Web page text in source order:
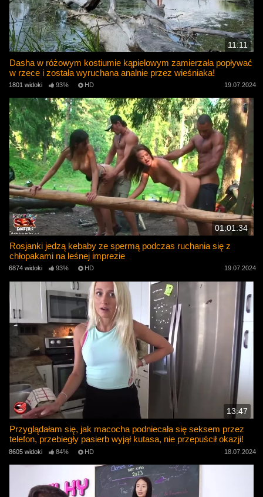
11:11
Dasha w różowym kostiumie kąpielowym zamierzała popływać
w rzece i została wyruchana analnie przez wieśniaka!
1801 widoki 93% HD 19.07.2024
01:01:34
Rosjanki jedzą kebaby ze spermą podczas ruchania się z
chłopakami na leśnej imprezie
6874 widoki 93% HD 19.07.2024
13:47
Przyglądałam się, jak macocha podniecała się seksem przez
telefon, przebiegły pasierb wyjął kutasa, nie przepuścił okazji!
8605 widoki 84% HD 18.07.2024